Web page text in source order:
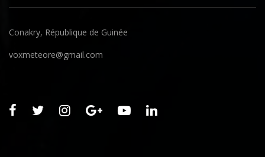
Conakry, République de Guinée
voxmeteore@gmail.com